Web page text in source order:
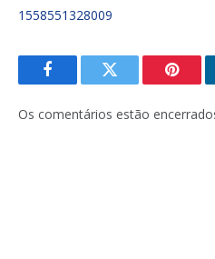
1558551328009
FacebookTwitter
Os comentários estão